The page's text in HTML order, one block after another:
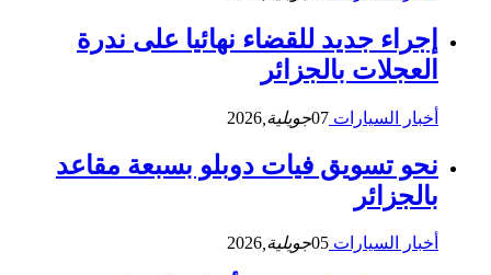
إجراء جديد للقضاء نهائيا على ندرة
العجلات بالجزائر
أخبار السيارات 07جويلية, 2026
نحو تسويق فيات دوبلو بسبعة مقاعد
بالجزائر
أخبار السيارات 05جويلية,2026